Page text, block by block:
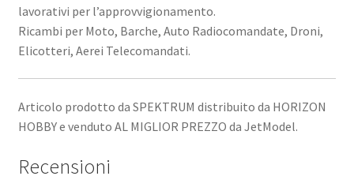
lavorativi per l’approvvigionamento.
Ricambi per Moto, Barche, Auto Radiocomandate, Droni,
Elicotteri, Aerei Telecomandati.
Articolo prodotto da SPEKTRUM distribuito da HORIZON
HOBBY e venduto AL MIGLIOR PREZZO da JetModel.
Recensioni